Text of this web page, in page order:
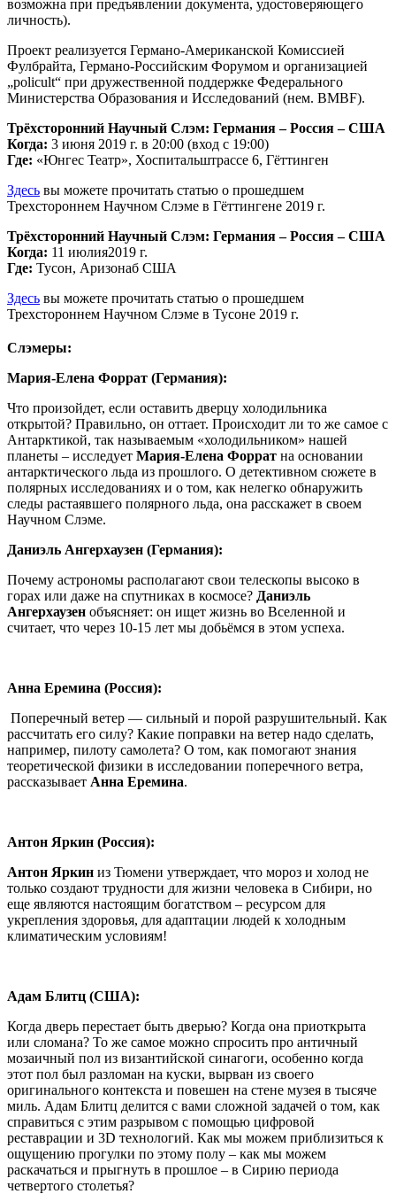
возможна при предъявлении документа, удостоверяющего
личность).
Проект реализуется Германо-Американской Комиссией
Фулбрайта, Германо-Российским Форумом и организацией
„policult“ при дружественной поддержке Федерального
Министерства Образования и Исследований (нем. BMBF).
Трёхсторонний Научный Слэм: Германия – Россия – США
Когда: 3 июня 2019 г. в 20:00 (вход с 19:00)
Где: «Юнгес Театр», Хоспитальштрассе 6, Гёттинген
Здесь вы можете прочитать статью о прошедшем
Трехстороннем Научном Слэме в Гёттингене 2019 г.
Трёхсторонний Научный Слэм: Германия – Россия – США
Когда: 11 июлия2019 г.
Где: Тусон, Аризонаб США
Здесь вы можете прочитать статью о прошедшем
Трехстороннем Научном Слэме в Тусоне 2019 г.
Слэмеры:
Мария-Елена Форрат (Германия):
Что произойдет, если оставить дверцу холодильника
открытой? Правильно, он оттает. Происходит ли то же самое с
Антарктикой, так называемым «холодильником» нашей
планеты – исследует Мария-Елена Форрат на основании
антарктического льда из прошлого. О детективном сюжете в
полярных исследованиях и о том, как нелегко обнаружить
следы растаявшего полярного льда, она расскажет в своем
Научном Слэме.
Даниэль Ангерхаузен (Германия):
Почему астрономы располагают свои телескопы высоко в
горах или даже на спутниках в космосе? Даниэль
Ангерхаузен объясняет: он ищет жизнь во Вселенной и
считает, что через 10-15 лет мы добьёмся в этом успеха.
Анна Еремина (Россия):
Поперечный ветер — сильный и порой разрушительный. Как
рассчитать его силу? Какие поправки на ветер надо сделать,
например, пилоту самолета? О том, как помогают знания
теоретической физики в исследовании поперечного ветра,
рассказывает Анна Еремина.
Антон Яркин (Россия):
Антон Яркин из Тюмени утверждает, что мороз и холод не
только создают трудности для жизни человека в Сибири, но
еще являются настоящим богатством – ресурсом для
укрепления здоровья, для адаптации людей к холодным
климатическим условиям!
Адам Блитц (США):
Когда дверь перестает быть дверью? Когда она приоткрыта
или сломана? То же самое можно спросить про античный
мозаичный пол из византийской синагоги, особенно когда
этот пол был разломан на куски, вырван из своего
оригинального контекста и повешен на стене музея в тысяче
миль. Адам Блитц делится с вами сложной задачей о том, как
справиться с этим разрывом с помощью цифровой
реставрации и 3D технологий. Как мы можем приблизиться к
ощущению прогулки по этому полу – как мы можем
раскачаться и прыгнуть в прошлое – в Сирию периода
четвертого столетья?